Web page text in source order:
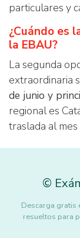
particulares y
¿Cuándo es
la EBAU?
La segunda
extraordinaria
de junio y
regional es
traslada al
©
Descarga gratis
resueltos para